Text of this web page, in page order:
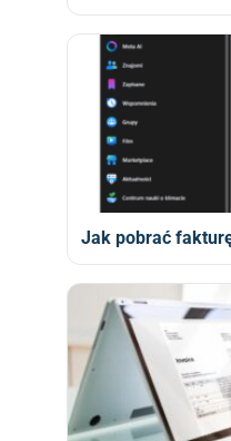
Jak pobrać